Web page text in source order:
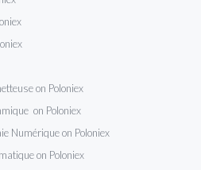
on Poloniex
on Poloniex
Numérique on Poloniex
on Poloniex